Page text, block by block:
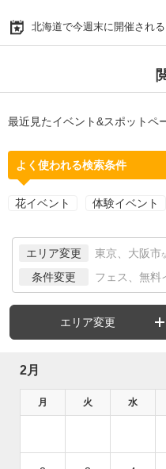
北海道で今週末に開催され
最近見たイベント&スポットペ
よく使われる検索条件
花イベント 体験イベント
エリア変更 東京、大阪市
条件変更 フェス、無料
エリア変更
2月
月 火 水